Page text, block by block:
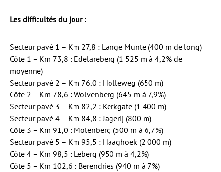
Les difficultés du jour :
Secteur pavé 1 – Km 27,8 : Lange Munte (400 m de long)
Côte 1 – Km 73,8 : Edelareberg (1 525 m à 4,2% de
moyenne)
Secteur pavé 2 – Km 76,0 : Holleweg (650 m)
Côte 2 – Km 78,6 : Wolvenberg (645 m à 7,9%)
Secteur pavé 3 – Km 82,2 : Kerkgate (1 400 m)
Secteur pavé 4 – Km 84,8 : Jagerij (800 m)
Côte 3 – Km 91,0 : Molenberg (500 m à 6,7%)
Secteur pavé 5 – Km 95,5 : Haaghoek (2 000 m)
Côte 4 – Km 98,5 : Leberg (950 m à 4,2%)
Côte 5 – Km 102,6 : Berendries (940 m à 7%)